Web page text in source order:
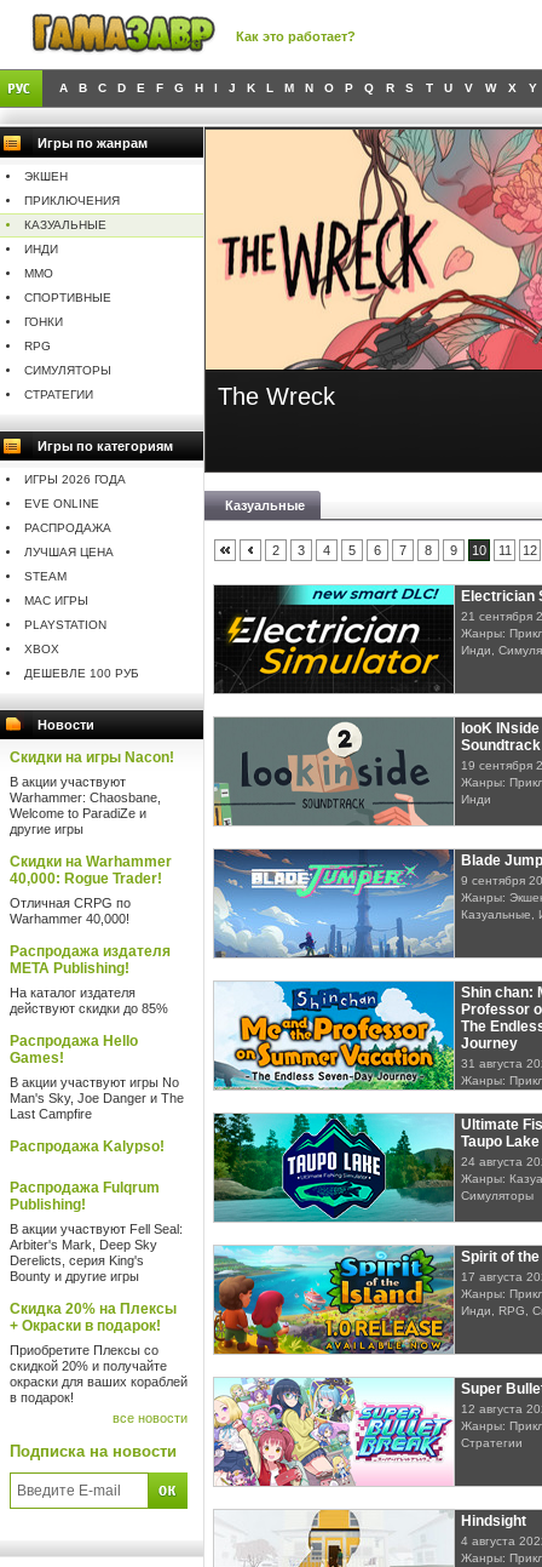
Как это работает?
A B C D E F G H I J K L M N O P Q R S T U V W X Y
Игры по жанрам
ЭКШЕН
ПРИКЛЮЧЕНИЯ
КАЗУАЛЬНЫЕ
ИНДИ
MMO
СПОРТИВНЫЕ
ГОНКИ
RPG
СИМУЛЯТОРЫ
СТРАТЕГИИ
Игры по категориям
ИГРЫ 2026 ГОДА
EVE ONLINE
РАСПРОДАЖА
ЛУЧШАЯ ЦЕНА
STEAM
MAC ИГРЫ
PLAYSTATION
XBOX
ДЕШЕВЛЕ 100 РУБ
Новости
Скидки на игры Nacon!
В акции участвуют
Warhammer: Chaosbane,
Welcome to ParadiZe и
другие игры
Скидки на Warhammer
40,000: Rogue Trader!
Отличная CRPG по
Warhammer 40,000!
Распродажа издателя
META Publishing!
На каталог издателя
действуют скидки до 85%
Распродажа Hello
Games!
В акции участвуют игры No
Man's Sky, Joe Danger и The
Last Campfire
Распродажа Kalypso!
Распродажа Fulqrum
Publishing!
В акции участвуют Fell Seal:
Arbiter's Mark, Deep Sky
Derelicts, серия King's
Bounty и другие игры
Скидка 20% на Плексы
+ Окраски в подарок!
Приобретите Плексы со
скидкой 20% и получайте
окраски для ваших кораблей
в подарок!
все новости
Подписка на новости
Wreck
Казуальные
2 3 4 5 6 7 8 9 10 11 12
Electrician
21 сентября
Жанры:
Инди,
looK
Soundtrack
19 сентября
Жанры:
Инди
Blade
9 сентября
Жанры:
Казуальные,
Shin chan:
Professor
The
Journey
31 августа
Жанры:
Ultimate
Taupo
24 августа
Жанры:
Симуляторы
Spirit of
17 августа
Жанры:
Инди, RPG,
Super
12 августа
Жанры:
Стратегии
Hindsight
4 августа
Жанры: